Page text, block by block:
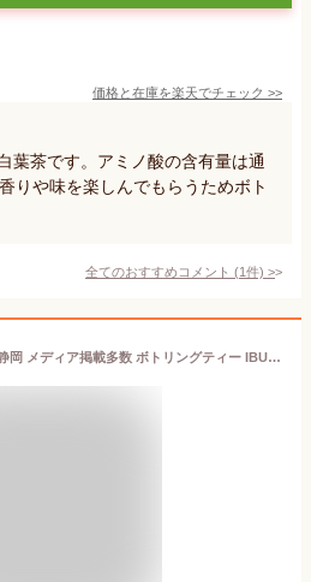
価格と在庫を楽天でチェック >>
葉茶です。アミノ酸の含有量は通
りや味を楽しんでもらうためボト
全てのおすすめコメント (1件) >
【ふるさと納税】お茶 静岡 メディア掲載多数 ボトリングティー IBUKI 180ml 希少 緑茶 日本茶 茶 高級 高級品 飲料 飲み物 ドリンク ギフト プレゼント 贈答 贈答用 贈答品 贈り物 お歳暮 歳暮 冷蔵 冷蔵配送 静岡県